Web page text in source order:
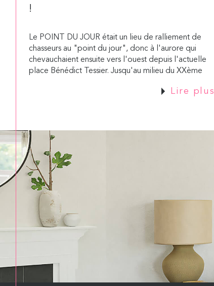
!
Le POINT DU JOUR était un lieu de ralliement de
chasseurs au "point du jour", donc à l'aurore qui
chevauchaient ensuite vers l'ouest depuis l'actuelle
place Bénédict Tessier. Jusqu'au milieu du XXème
résidences secondaires de riches familles lyonnaises
implantés dans les parcs des anciennes propriétés.
Lire plus